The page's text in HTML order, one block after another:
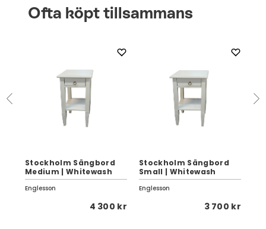
Ofta köpt tillsammans
Stockholm Sängbord
Medium | Whitewash
Englesson
4 300 kr
Stockholm Sängbord
Small | Whitewash
Englesson
3 700 kr